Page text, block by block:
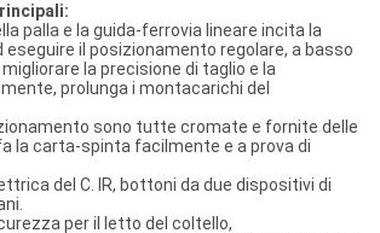
palla e la guida-ferrovia lineare incita la
eseguire il posizionamento regolare, a basso
la precisione di taglio e la
prolunga i montacarichi del
sono tutte cromate e fornite delle
la carta-spinta facilmente e a prova di
del C. IR, bottoni da due dispositivi di
per il letto del coltello,